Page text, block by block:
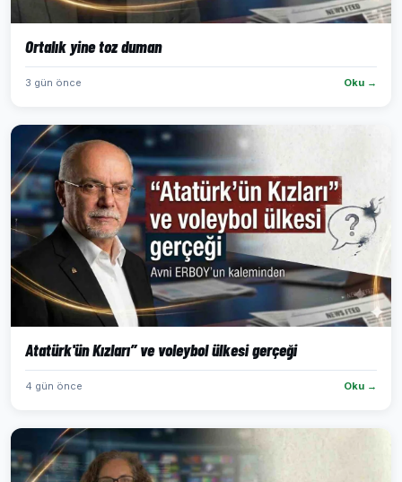
Ortalık yine toz duman
3 gün önce Oku →
Atatürk'ün Kızları” ve voleybol ülkesi gerçeği
4 gün önce Oku →